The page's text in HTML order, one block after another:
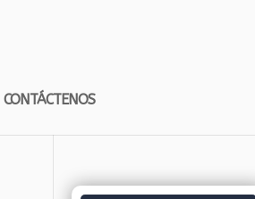
CONTÁCTENOS